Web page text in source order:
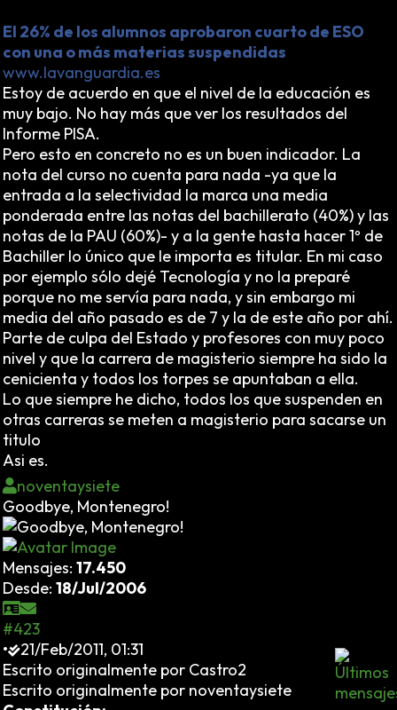
El 26% de los alumnos aprobaron cuarto de ESO
con una o más materias suspendidas
www.lavanguardia.es
Estoy de acuerdo en que el nivel de la educación es
muy bajo. No hay más que ver los resultados del
Informe PISA.
Pero esto en concreto no es un buen indicador. La
nota del curso no cuenta para nada -ya que la
entrada a la selectividad la marca una media
ponderada entre las notas del bachillerato (40%) y las
notas de la PAU (60%)- y a la gente hasta hacer 1º de
Bachiller lo único que le importa es titular. En mi caso
por ejemplo sólo dejé Tecnología y no la preparé
porque no me servía para nada, y sin embargo mi
media del año pasado es de 7 y la de este año por ahí.
Parte de culpa del Estado y profesores con muy poco
nivel y que la carrera de magisterio siempre ha sido la
cenicienta y todos los torpes se apuntaban a ella.
Lo que siempre he dicho, todos los que suspenden en
otras carreras se meten a magisterio para sacarse un
titulo
Asi es.
noventaysiete
Goodbye, Montenegro!
Mensajes: 17.450
Desde: 18/Jul/2006
#423
•
21/Feb/2011, 01:31
Escrito originalmente por Castro2
Escrito originalmente por noventaysiete